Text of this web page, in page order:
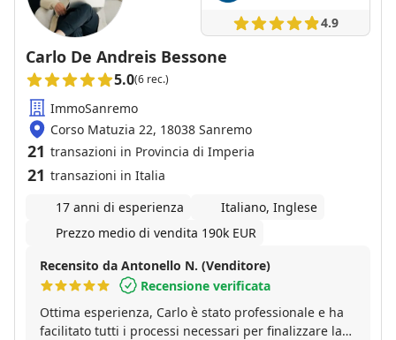
4.9
Carlo De Andreis Bessone
5.0(6 rec.)
ImmoSanremo
Corso Matuzia 22, 18038 Sanremo
21 transazioni in Provincia di Imperia
21 transazioni in Italia
17 anni di esperienza
Italiano, Inglese
Prezzo medio di vendita 190k EUR
Recensito da Antonello N. (Venditore)
Recensione verificata
Ottima esperienza, Carlo è stato professionale e ha
facilitato tutti i processi necessari per finalizzare la